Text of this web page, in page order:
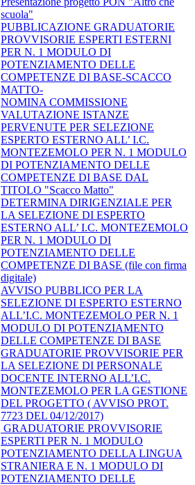
scuola"
PUBBLICAZIONE GRADUATORIE
PROVVISORIE ESPERTI ESTERNI
PER N. 1 MODULO DI
POTENZIAMENTO DELLE
COMPETENZE DI BASE-SCACCO
MATTO-
NOMINA COMMISSIONE
VALUTAZIONE ISTANZE
PERVENUTE PER SELEZIONE
ESPERTO ESTERNO ALL’ I.C.
MONTEZEMOLO PER N. 1 MODULO
DI POTENZIAMENTO DELLE
COMPETENZE DI BASE DAL
TITOLO "Scacco Matto"
DETERMINA DIRIGENZIALE PER
LA SELEZIONE DI ESPERTO
ESTERNO ALL’ I.C. MONTEZEMOLO
PER N. 1 MODULO DI
POTENZIAMENTO DELLE
COMPETENZE DI BASE (file con firma
digitale)
AVVISO PUBBLICO PER LA
SELEZIONE DI ESPERTO ESTERNO
ALL’I.C. MONTEZEMOLO PER N. 1
MODULO DI POTENZIAMENTO
DELLE COMPETENZE DI BASE
GRADUATORIE PROVVISORIE PER
LA SELEZIONE DI PERSONALE
DOCENTE INTERNO ALL’I.C.
MONTEZEMOLO PER LA GESTIONE
DEL PROGETTO ( AVVISO PROT.
7723 DEL 04/12/2017)
​ GRADUATORIE PROVVISORIE
ESPERTI PER N. 1 MODULO
POTENZIAMENTO DELLA LINGUA
STRANIERA E N. 1 MODULO DI
POTENZIAMENTO DELLE